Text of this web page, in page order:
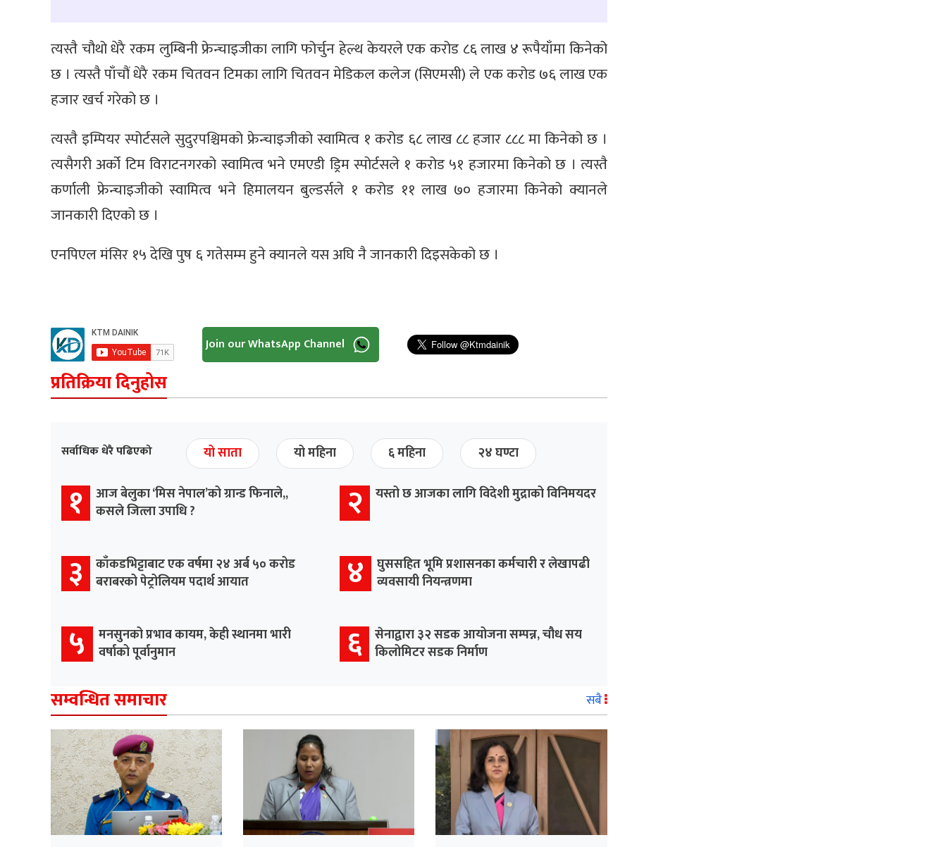
त्यस्तै चौथो धेरै रकम लुम्बिनी फ्रेन्चाइजीका लागि फोर्चुन हेल्थ केयरले एक करोड ८६ लाख ४ रूपैयाँमा किनेको
छ । त्यस्तै पाँचौं धेरै रकम चितवन टिमका लागि चितवन मेडिकल कलेज (सिएमसी) ले एक करोड ७६ लाख एक
हजार खर्च गरेको छ ।
त्यस्तै इम्पियर स्पोर्टसले सुदुरपश्चिमको फ्रेन्चाइजीको स्वामित्व १ करोड ६८ लाख ८८ हजार ८८८ मा किनेको छ ।
त्यसैगरी अर्को टिम विराटनगरको स्वामित्व भने एमएडी ड्रिम स्पोर्टसले १ करोड ५१ हजारमा किनेको छ । त्यस्तै
कर्णाली फ्रेन्चाइजीको स्वामित्व भने हिमालयन बुल्डर्सले १ करोड ११ लाख ७० हजारमा किनेको क्यानले
जानकारी दिएको छ ।
एनपिएल मंसिर १५ देखि पुष ६ गतेसम्म‌ हुने क्यानले यस अघि नै जानकारी दिइसकेको छ ।
Join our WhatsApp Channel
प्रतिक्रिया दिनुहोस
सर्वाधिक धेरै पढिएको यो साता यो महिना ६ महिना २४ घण्टा
१ आज बेलुका ‘मिस नेपाल’को ग्रान्ड फिनाले,,
कसले जित्ला उपाधि ?
२ यस्तो छ आजका लागि विदेशी मुद्राको विनिमयदर
३ काँकडभिट्टाबाट एक वर्षमा २४ अर्ब ५० करोड
बराबरको पेट्रोलियम पदार्थ आयात
४ घुससहित भूमि प्रशासनका कर्मचारी र लेखापढी
व्यवसायी नियन्त्रणमा
५ मनसुनको प्रभाव कायम, केही स्थानमा भारी
वर्षाको पूर्वानुमान
६ सेनाद्वारा ३२ सडक आयोजना सम्पन्न, चौध सय
किलोमिटर सडक निर्माण
सम्वन्धित समाचार सबै